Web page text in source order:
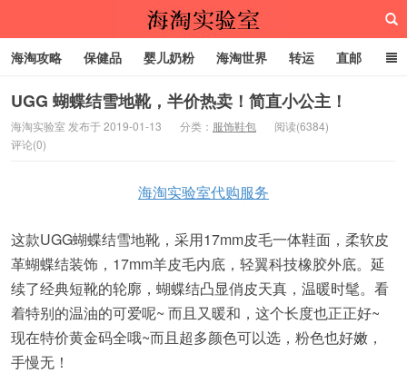
海淘攻略 保健品 婴儿奶粉 海淘世界 转运 直邮
代购服务
UGG 蝴蝶结雪地靴，半价热卖！简直小公主！
海淘实验室 发布于 2019-01-13 分类： 服饰鞋包
阅读(6384)
评论(0)
海淘实验室代购服务
这款UGG蝴蝶结雪地靴，采用17mm皮毛一体鞋面，柔软皮
革蝴蝶结装饰，17mm羊皮毛内底，轻翼科技橡胶外底。延
续了经典短靴的轮廓，蝴蝶结凸显俏皮天真，温暖时髦。看
着特别的温油的可爱呢~ 而且又暖和，这个长度也正正好~
现在特价黄金码全哦~而且超多颜色可以选，粉色也好嫩，
手慢无！